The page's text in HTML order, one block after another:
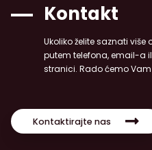
Kontakt
Ukoliko želite saznati
putem telefona, email-a
stranici. Rado ćemo
Kontaktirajte nas